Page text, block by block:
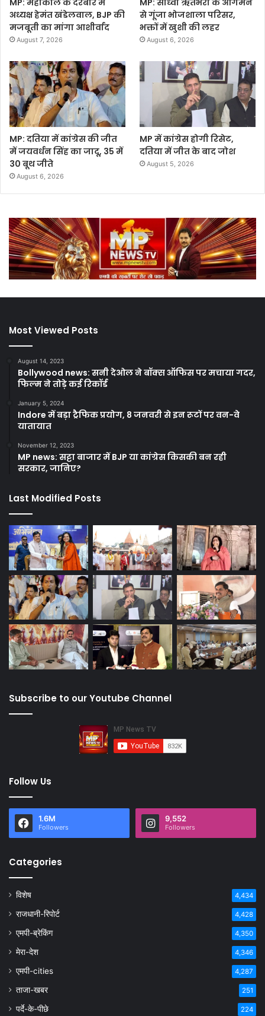
MP: महाकाल के दरबार में
अध्यक्ष हेमंत खंडेलवाल, BJP की
मजबूती का मांगा आशीर्वाद
August 7, 2026
MP: साध्वी ऋतंभरा के आगमन
से गूंजा भोजशाला परिसर,
भक्तों में खुशी की लहर
August 6, 2026
MP: दतिया में कांग्रेस की जीत
में जयवर्धन सिंह का जादू, 35 में
30 बूथ जीते
August 6, 2026
MP में कांग्रेस होगी रिसेट,
दतिया में जीत के बाद जोश
August 5, 2026
Most Viewed Posts
August 14, 2023
Bollywood news: सनी देओल ने बॉक्स ऑफिस पर मचाया गदर,
फिल्म ने तोड़े कई रिकॉर्ड
January 5, 2024
Indore में बड़ा ट्रैफिक प्रयोग, 8 जनवरी से इन रूटों पर वन-वे
यातायात
November 12, 2023
MP news: सट्टा बाजार में BJP या कांग्रेस किसकी बन रही
सरकार, जानिए?
Last Modified Posts
Subscribe to our Youtube Channel
Follow Us
1.6M
Followers
9,552
Followers
Categories
विशेष 4,434
राजधानी-रिपोर्ट 4,428
एमपी-ब्रेकिंग 4,350
मेरा-देश 4,346
एमपी-cities 4,287
ताजा-खबर 251
पर्दे-के-पीछे 224